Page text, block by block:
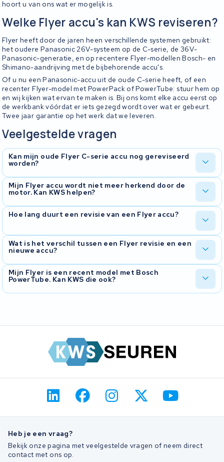
hoort u van ons wat er mogelijk is.
Welke Flyer accu's kan KWS reviseren?
Flyer heeft door de jaren heen verschillende systemen gebruikt:
het oudere Panasonic 26V-systeem op de C-serie, de 36V-
Panasonic-generatie, en op recentere Flyer-modellen Bosch- en
Shimano-aandrijving met de bijbehorende accu's.
Of u nu een Panasonic-accu uit de oude C-serie heeft, of een
recenter Flyer-model met PowerPack of PowerTube: stuur hem op
en wij kijken wat ervan te maken is. Bij ons komt elke accu eerst op
de werkbank vóórdat er iets gezegd wordt over wat er gebeurt.
Twee jaar garantie op het werk dat we leveren.
Veelgestelde vragen
Kan mijn oude Flyer C-serie accu nog gereviseerd
worden?
Ja. Juist die oudere Flyer-accu's reviseren we vaak. Originele
Panasonic-26V exemplaren zijn niet meer leverbaar, dus revisie is
meestal de enige manier om de fiets aan de gang te houden. We
onderzoeken eerst wat er aan de hand is en bespreken met u wat
de beste oplossing is.
Mijn Flyer accu wordt niet meer herkend door de
motor. Kan KWS helpen?
Dat probleem zien we vaak. Bij Flyer met Panasonic-aandrijving zit
het regelmatig in het BMS of in de bedrading. Wij kijken waar het
zit en bespreken met u wat de beste oplossing is.
Hoe lang duurt een revisie van een Flyer accu?
Doorgaans rond de tien werkdagen vanaf het moment dat we de
accu binnen hebben. We laten u weten zodra we de accu hebben
getest en weten wat eraan moet gebeuren.
Wat is het verschil tussen een Flyer revisie en een
nieuwe accu?
Bij een revisie houdt u dezelfde behuizing en hetzelfde BMS, en
krijgt u nieuwe cellen erin. Voor de oudere Flyer-systemen is dat
vaak de enige optie omdat originele accu's niet meer worden
Mijn Flyer is een recent model met Bosch
PowerTube. Kan KWS die ook?
Heb je een vraag?
Bekijk onze pagina met veelgestelde vragen of neem direct
contact met ons op.